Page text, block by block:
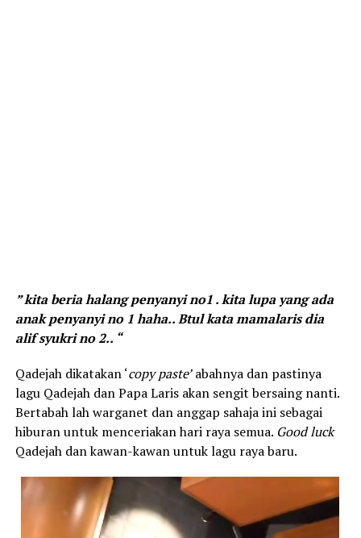
” kita beria halang penyanyi no1 . kita lupa yang ada
anak penyanyi no 1 haha.. Btul kata mamalaris dia
alif syukri no 2.. “
Qadejah dikatakan ‘copy paste’abahnya dan pastinya
lagu Qadejah dan Papa Laris akan sengit bersaing nanti.
Bertabah lah warganet dan anggap sahaja ini sebagai
hiburan untuk menceriakan hari raya semua. Good luck
Qadejah dan kawan-kawan untuk lagu raya baru.